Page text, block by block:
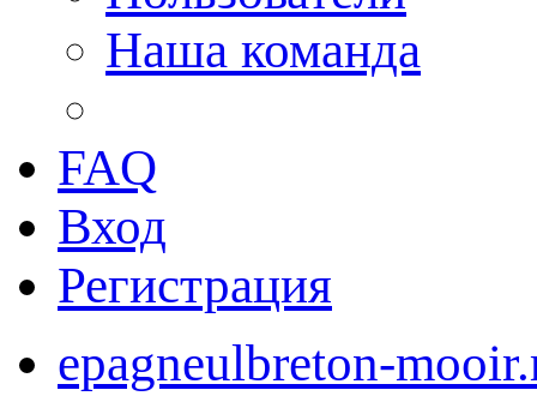
Наша команда
FAQ
Вход
Регистрация
epagneulbreton-